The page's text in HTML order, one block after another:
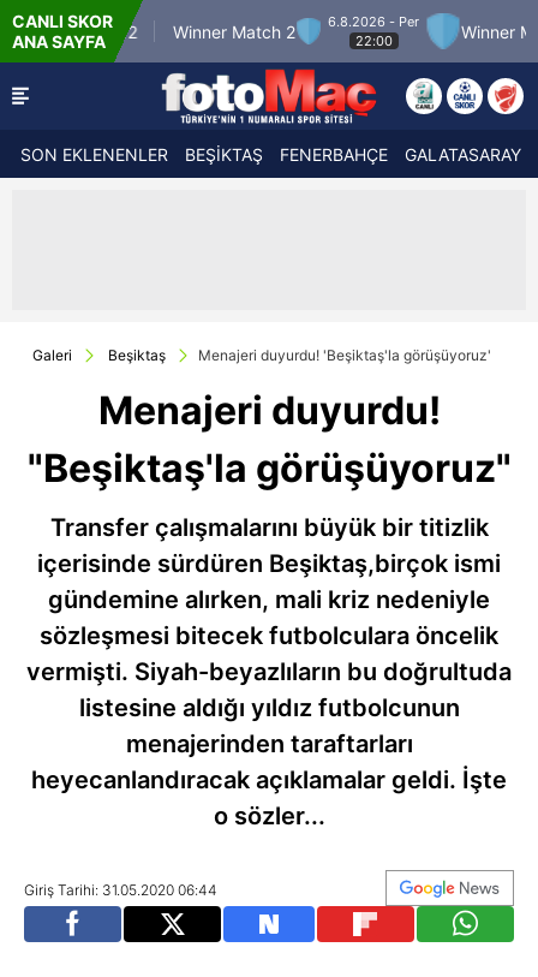
CANLI SKOR
ANA SAYFA
12 Winner Match 2
6.8.2026 - Per
22:00
Winner Match 3
SON EKLENENLER BEŞİKTAŞ FENERBAHÇE GALATASARAY
Galeri Beşiktaş Menajeri duyurdu! 'Beşiktaş'la görüşüyoruz'
Menajeri duyurdu!
"Beşiktaş'la görüşüyoruz"
Transfer çalışmalarını büyük bir titizlik
içerisinde sürdüren Beşiktaş,birçok ismi
gündemine alırken, mali kriz nedeniyle
sözleşmesi bitecek futbolculara öncelik
vermişti. Siyah-beyazlıların bu doğrultuda
listesine aldığı yıldız futbolcunun
menajerinden taraftarları
heyecanlandıracak açıklamalar geldi. İşte
o sözler...
Giriş Tarihi: 31.05.2020 06:44